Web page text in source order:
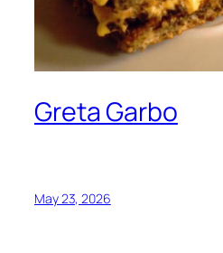
Greta Garbo
May 23, 2026